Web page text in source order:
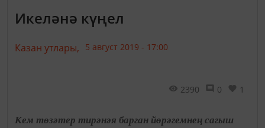
Икеләнә күңел
Казан утлары, 5 август 2019 - 17:00
2390 0 1
Кем төзәтер тирәнәя барган йөрәгемнең сагыш